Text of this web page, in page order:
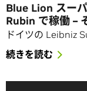
Blue Lion スー
Rubin で稼働 –
ドイツの Leibniz
続きを読む